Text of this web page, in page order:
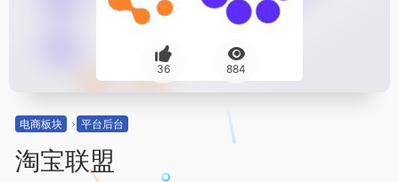
36 884
电商板块 平台后台
淘宝联盟